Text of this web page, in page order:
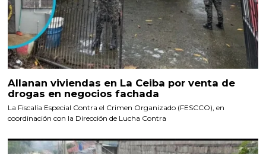
Allanan viviendas en La Ceiba por venta de
drogas en negocios fachada
La Fiscalía Especial Contra el Crimen Organizado (FESCCO), en
coordinación con la Dirección de Lucha Contra